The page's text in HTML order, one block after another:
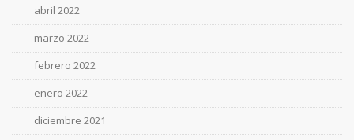
abril 2022
marzo 2022
febrero 2022
enero 2022
diciembre 2021